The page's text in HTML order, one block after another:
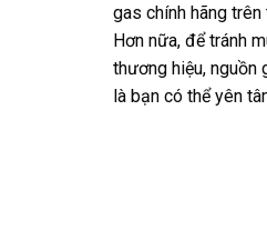
gas chính hãng
Hơn nữa, để tránh
thương hiệu, nguồn
là bạn có thể yên